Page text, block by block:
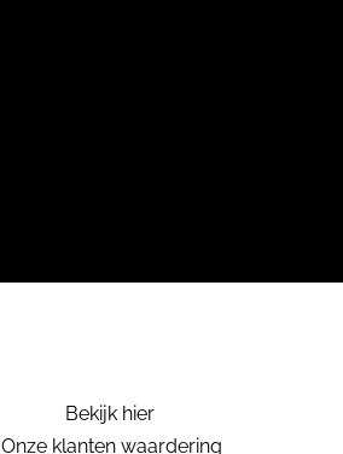
Bekijk hier
Onze klanten waardering